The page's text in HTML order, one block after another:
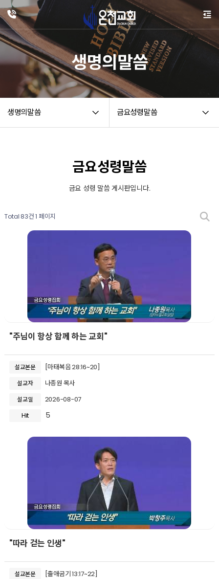
생명의말씀 금요성령말씀
생명의말씀
금요성령말씀
금요 성령 말씀 게시판입니다.
Total 83건1 페이지
"주님이 항상 함께 하는 교회"
설교본문 [마태복음 28:16~20]
설교자 나종원 목사
설교일
2026-08-07
Hit
5
"따라 걷는 인생"
설교본문 [출애굽기 13:17~22]